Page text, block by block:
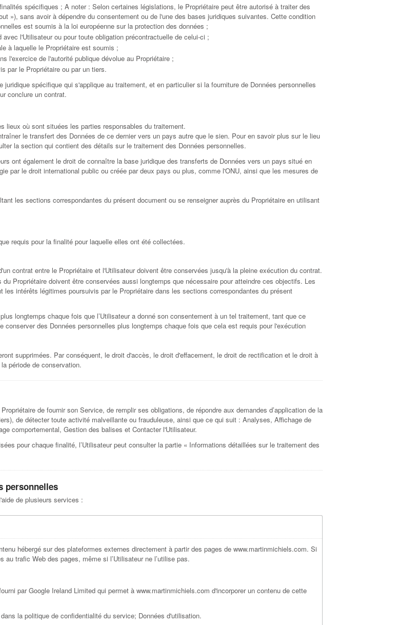
spécifiques ; A noter : Selon certaines législations, le Propriétaire peut être autorisé à traiter des
»), sans avoir à dépendre du consentement ou de l'une des bases juridiques suivantes. Cette condition
est soumis à la loi européenne sur la protection des données ;
l'Utilisateur ou pour toute obligation précontractuelle de celui-ci ;
à laquelle le Propriétaire est soumis ;
l'exercice de l'autorité publique dévolue au Propriétaire ;
par le Propriétaire ou par un tiers.
spécifique qui s'applique au traitement, et en particulier si la fourniture de Données personnelles
conclure un contrat.
lieux où sont situées les parties responsables du traitement.
le transfert des Données de ce dernier vers un pays autre que le sien. Pour en savoir plus sur le lieu
la section qui contient des détails sur le traitement des Données personnelles.
ont également le droit de connaître la base juridique des transferts de Données vers un pays situé en
par le droit international public ou créée par deux pays ou plus, comme l'ONU, ainsi que les mesures de
les sections correspondantes du présent document ou se renseigner auprès du Propriétaire en utilisant
requis pour la finalité pour laquelle elles ont été collectées.
contrat entre le Propriétaire et l'Utilisateur doivent être conservées jusqu'à la pleine exécution du contrat.
Propriétaire doivent être conservées aussi longtemps que nécessaire pour atteindre ces objectifs. Les
intérêts légitimes poursuivis par le Propriétaire dans les sections correspondantes du présent
longtemps chaque fois que l’Utilisateur a donné son consentement à un tel traitement, tant que ce
des Données personnelles plus longtemps chaque fois que cela est requis pour l'exécution
supprimées. Par conséquent, le droit d'accès, le droit d'effacement, le droit de rectification et le droit à
période de conservation.
de fournir son Service, de remplir ses obligations, de répondre aux demandes d’application de la
de détecter toute activité malveillante ou frauduleuse, ainsi que ce qui suit : Analyses, Affichage de
comportemental, Gestion des balises et Contacter l'Utilisateur.
pour chaque finalité, l’Utilisateur peut consulter la partie « Informations détaillées sur le traitement des
personnelles
de plusieurs services :
hébergé sur des plateformes externes directement à partir des pages de www.martinmichiels.com. Si
trafic Web des pages, même si l’Utilisateur ne l’utilise pas.
par Google Ireland Limited qui permet à www.martinmichiels.com d'incorporer un contenu de cette
la politique de confidentialité du service; Données d'utilisation.